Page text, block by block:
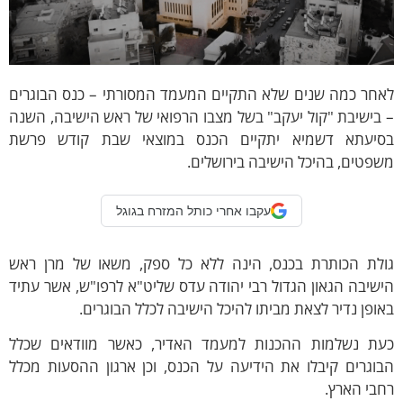
כמה שנים שלא התקיים המעמד המסורתי – כנס הבוגרים
בישיבת "קול יעקב" בשל מצבו הרפואי של ראש הישיבה, השנה
דשמיא יתקיים הכנס במוצאי שבת קודש פרשת
בהיכל הישיבה בירושלים.
עקבו אחרי כותל המזרח בגוגל
הכותרת בכנס, הינה ללא כל ספק, משאו של מרן ראש
הגאון הגדול רבי יהודה עדס שליט"א לרפו"ש, אשר עתיד
נדיר לצאת מביתו להיכל הישיבה לכלל הבוגרים.
נשלמות ההכנות למעמד האדיר, כאשר מוודאים שכלל
קיבלו את הידיעה על הכנס, וכן ארגון ההסעות מכלל
הארץ.